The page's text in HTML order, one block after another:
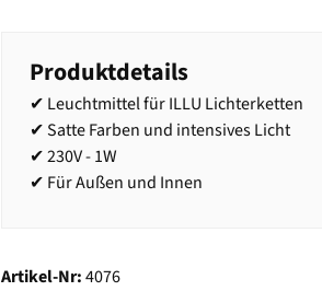
Produktdetails
✔ Leuchtmittel für ILLU Lichterketten
✔ Satte Farben und intensives Licht
✔ 230V - 1W
✔ Für Außen und Innen
Artikel-Nr:4076